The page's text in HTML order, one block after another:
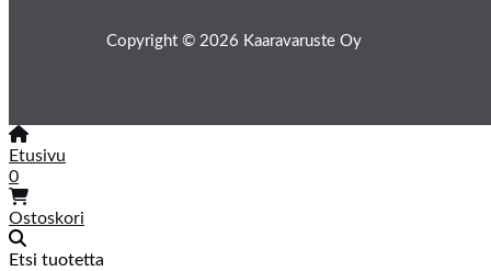
Copyright © 2026 Kaaravaruste Oy
Etusivu
0
Ostoskori
Etsi tuotetta